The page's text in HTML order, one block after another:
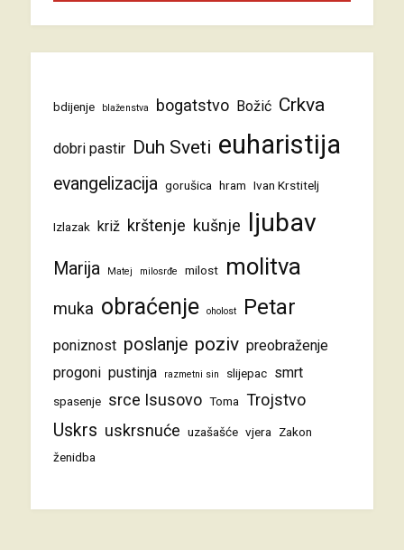
bdijenje blaženstva bogatstvo Božić Crkva
dobri pastir Duh Sveti euharistija
evangelizacija gorušica hram Ivan Krstitelj
Izlazak križ krštenje kušnje ljubav
Marija Matej milosrđe milost molitva
muka obraćenje oholost Petar
poniznost poslanje poziv preobraženje
progoni pustinja razmetni sin slijepac smrt
spasenje srce Isusovo Toma Trojstvo
Uskrs uskrsnuće uzašašće vjera
Zakon
ženidba